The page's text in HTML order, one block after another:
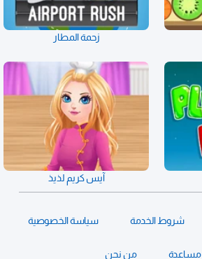
زحمة المطار
آيس كريم لذيذ
شروط الخدمة سياسة الخصوصية
مساعدة من نحن